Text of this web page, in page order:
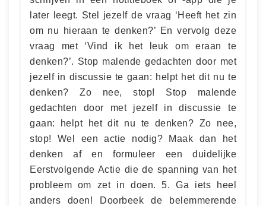
later leegt. Stel jezelf de vraag ‘Heeft het zin
om nu hieraan te denken?’ En vervolg deze
vraag met ‘Vind ik het leuk om eraan te
denken?’. Stop malende gedachten door met
jezelf in discussie te gaan: helpt het dit nu te
denken? Zo nee, stop! Stop malende
gedachten door met jezelf in discussie te
gaan: helpt het dit nu te denken? Zo nee,
stop! Wel een actie nodig? Maak dan het
denken af en formuleer een duidelijke
Eerstvolgende Actie die de spanning van het
probleem om zet in doen. 5. Ga iets heel
anders doen! Doorbeek de belemmerende